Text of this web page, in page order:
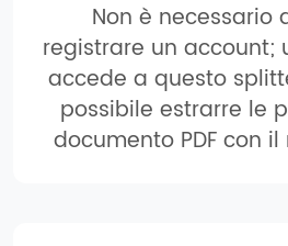
Non è necessario
registrare un account;
accede a questo
possibile estrarre le
documento PDF con